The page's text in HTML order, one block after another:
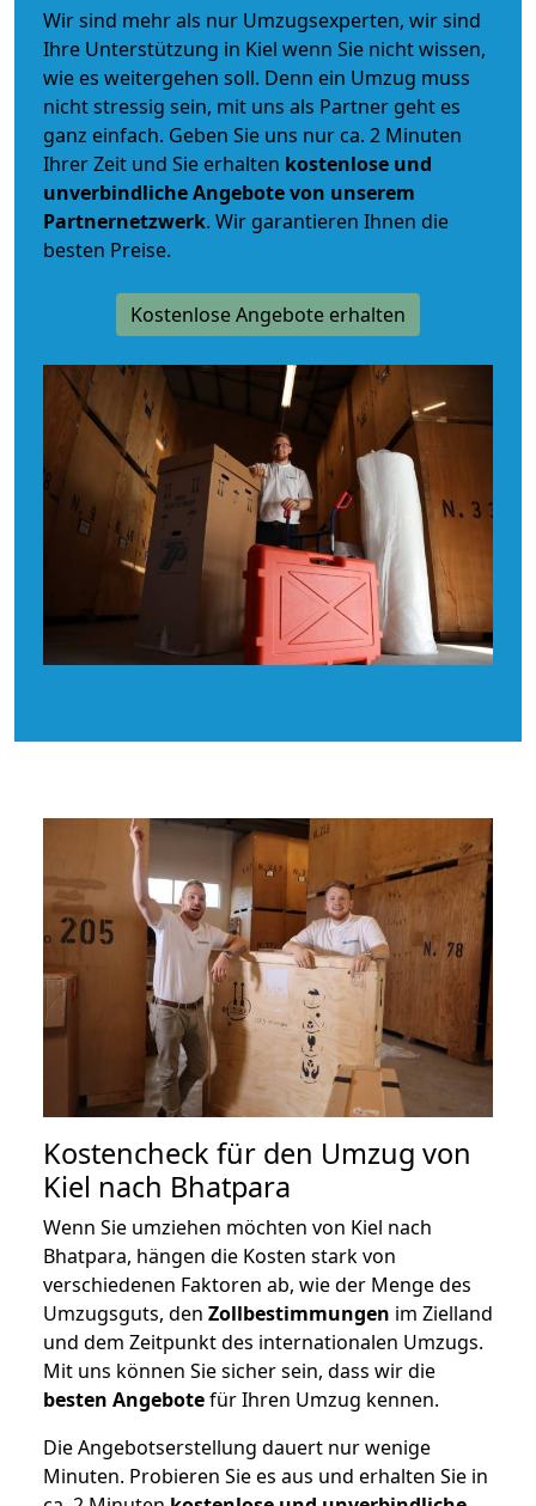
Wir sind mehr als nur Umzugsexperten, wir sind
Ihre Unterstützung in Kiel wenn Sie nicht wissen,
wie es weitergehen soll. Denn ein Umzug muss
nicht stressig sein, mit uns als Partner geht es
ganz einfach. Geben Sie uns nur ca. 2 Minuten
Ihrer Zeit und Sie erhalten kostenlose und
unverbindlicheAngebote von unserem
Partnernetzwerk. Wir garantieren Ihnen die
besten Preise.
Kostenlose Angebote erhalten
Kostencheck für den Umzug von
Kiel nach Bhatpara
Wenn Sie umziehen möchten von Kiel nach
Bhatpara, hängen die Kosten stark von
verschiedenen Faktoren ab, wie der Menge des
Umzugsguts, den Zollbestimmungen im Zielland
und dem Zeitpunkt des internationalen Umzugs.
Mit uns können Sie sicher sein, dass wir die
besten Angebotefür Ihren Umzug kennen.
Die Angebotserstellung dauert nur wenige
Minuten. Probieren Sie es aus und erhalten Sie in